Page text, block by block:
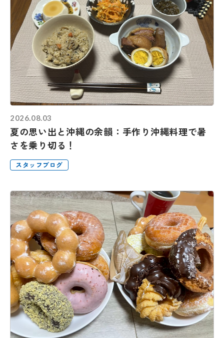
2026.08.03
夏の思い出と沖縄の余韻：手作り沖縄料理で暑
さを乗り切る！
スタッフブログ